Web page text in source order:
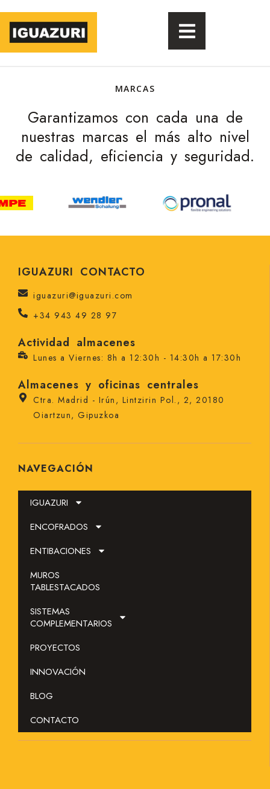
MARCAS
Garantizamos con cada una de
nuestras marcas el más alto nivel
de calidad, eficiencia y seguridad.
IGUAZURI CONTACTO
iguazuri@iguazuri.com
+34 943 49 28 97
Actividad almacenes
Lunes a Viernes: 8h a 12:30h - 14:30h a 17:30h
Almacenes y oficinas centrales
Ctra. Madrid - Irún, Lintzirin Pol., 2, 20180
Oiartzun, Gipuzkoa
NAVEGACIÓN
IGUAZURI
ENCOFRADOS
ENTIBACIONES
MUROS
TABLESTACADOS
SISTEMAS
COMPLEMENTARIOS
PROYECTOS
INNOVACIÓN
BLOG
CONTACTO